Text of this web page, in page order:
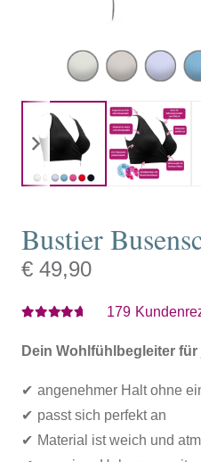
Bustier
€ 49,90
179
Dein Wohlfühlbegleiter für
angenehmer Halt ohne
passt sich perfekt an
Material ist weich und